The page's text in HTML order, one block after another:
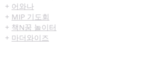
+ 어와나
+ MIP 기도회
+ 책N꿈 놀이터
+ 마더와이즈